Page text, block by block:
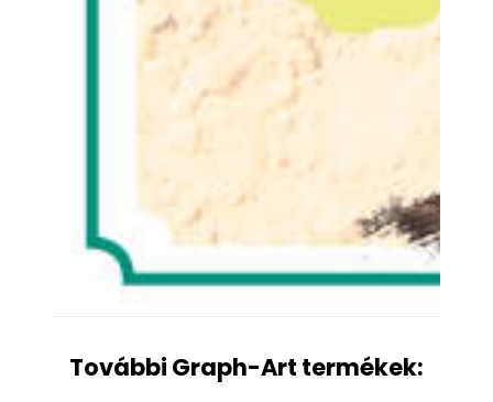
További Graph-Art termékek: